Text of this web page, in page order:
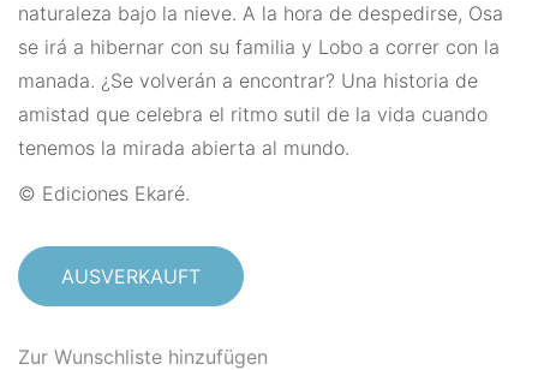
naturaleza bajo la nieve. A la hora de despedirse, Osa
se irá a hibernar con su familia y Lobo a correr con la
manada. ¿Se volverán a encontrar? Una historia de
amistad que celebra el ritmo sutil de la vida cuando
tenemos la mirada abierta al mundo.
© Ediciones Ekaré.
AUSVERKAUFT
Zur Wunschliste hinzufügen